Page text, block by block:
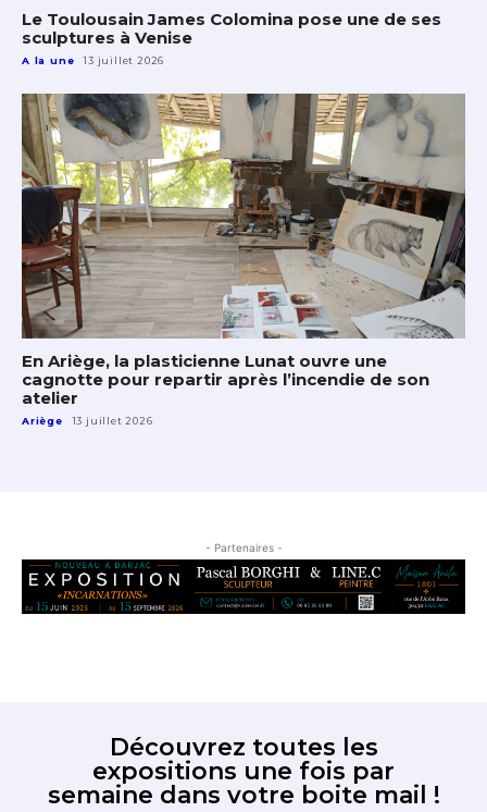
Le Toulousain James Colomina pose une de ses
sculptures à Venise
A la une 13 juillet 2026
En Ariège, la plasticienne Lunat ouvre une
cagnotte pour repartir après l’incendie de son
atelier
Ariège 13 juillet 2026
- Partenaires -
Découvrez toutes les
expositions une fois par
semaine dans votre boite mail !